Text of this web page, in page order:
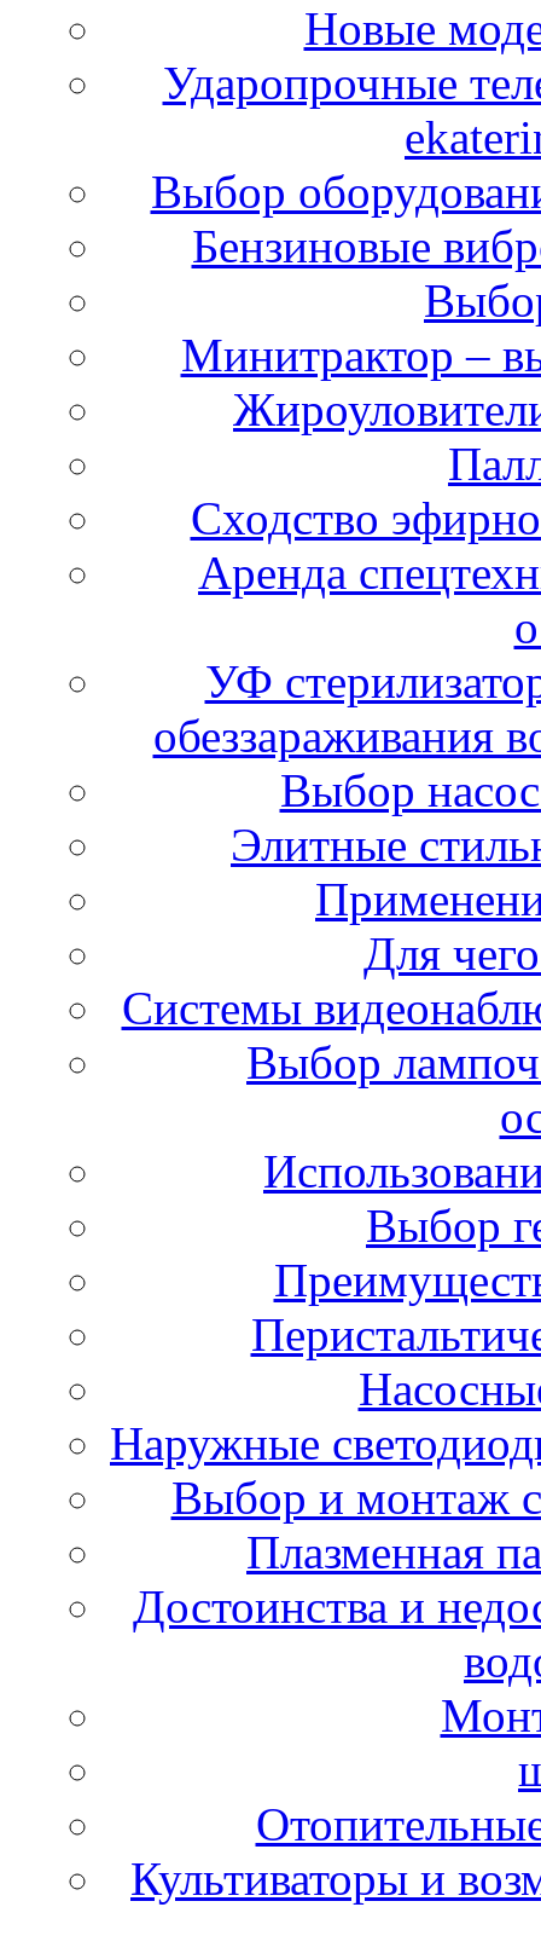
Новые
Ударопрочные
Выбор
Бензиновые
Минитрактор –
Сходство
Аренда
УФ
обеззараживания
Выбор
Элитные
Для
Системы
Выбор
Выбор
Наружные
Выбор и монтаж
Плазменная
Достоинства и
Культиваторы и